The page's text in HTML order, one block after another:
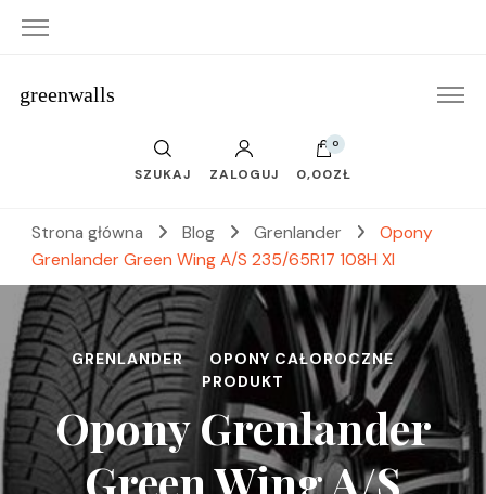
greenwalls
SZUKAJ ZALOGUJ
0
0,00ZŁ
Strona główna Blog Grenlander
Opony
Grenlander Green Wing A/S 235/65R17 108H Xl
GRENLANDER
OPONY CAŁOROCZNE
PRODUKT
Opony Grenlander
Green Wing A/S